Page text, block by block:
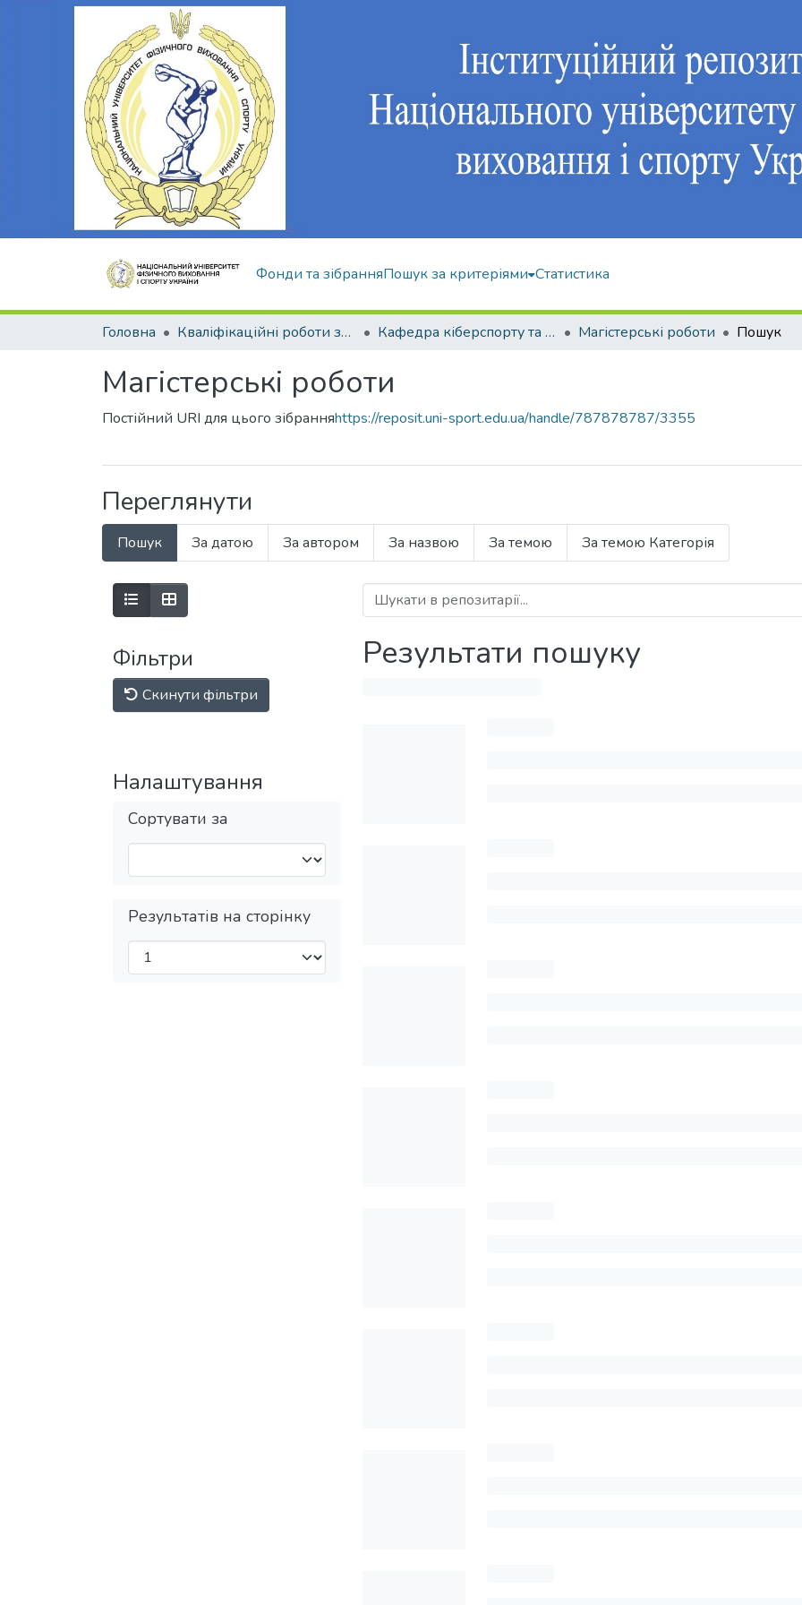
Фонди та зібранняПошук за критеріями Статистика
Головна Кваліфікаційні роботи здобувачів вищої освіти Кафедра кіберспорту та інформаційних технологій Магістерські роботи Пошук
Магістерські роботи
Постійний URI для цього зібранняhttps://reposit.uni-sport.edu.ua/handle/787878787/3355
Переглянути
Пошук За датою За автором За назвою За темою За темою Категорія
Фільтри
Скинути фільтри
Налаштування
Сортувати за
Результатів на сторінку
Результати пошуку